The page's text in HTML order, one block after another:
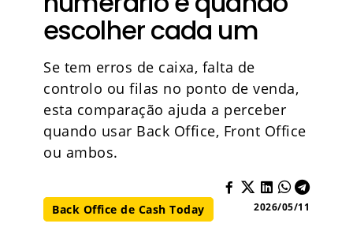
escolher cada um
Se tem erros de caixa, falta de
controlo ou filas no ponto de venda,
esta comparação ajuda a perceber
quando usar Back Office, Front Office
ou ambos.
Back Office de Cash Today 2026/05/11